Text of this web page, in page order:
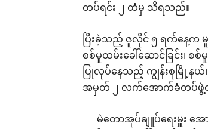
တပ်ရင်း ၂ ထံမှ သိရသည်။
ပြီးခဲ့သည့် ဇူလိုင် ၅ ရက်နေ့က မူ
စစ်မှုထမ်းခေါ်ဆောင်ခြင်း၊
ပြုလုပ်နေသည့် ကျွန်းစုမြို့နယ်၊
အမှတ် ၂ လက်အောက်ခံတပ်ဖွဲ့
မဲတောအုပ်ချူပ်ရေးမှူး အ